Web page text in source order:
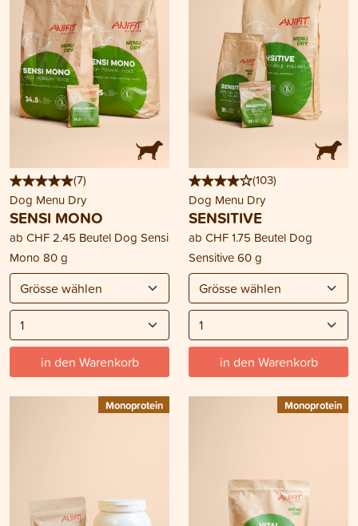
(7)
Dog Menu Dry
SENSI MONO
ab CHF 2.45 Beutel Dog Sensi
Mono 80 g
in den Warenkorb
(103)
Dog Menu Dry
SENSITIVE
ab CHF 1.75 Beutel Dog
Sensitive 60 g
in den Warenkorb
Monoprotein Monoprotein